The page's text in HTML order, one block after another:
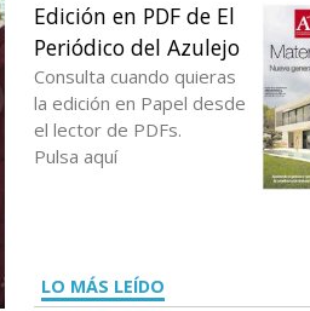
Edición en PDF de El
Periódico del Azulejo
Consulta cuando quieras
la edición en Papel desde
el lector de PDFs.
Pulsa aquí
LO MÁS LEÍDO